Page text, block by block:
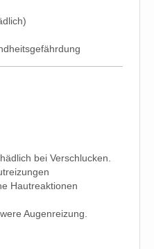
bei Verschlucken.
Hautreaktionen
Augenreizung.